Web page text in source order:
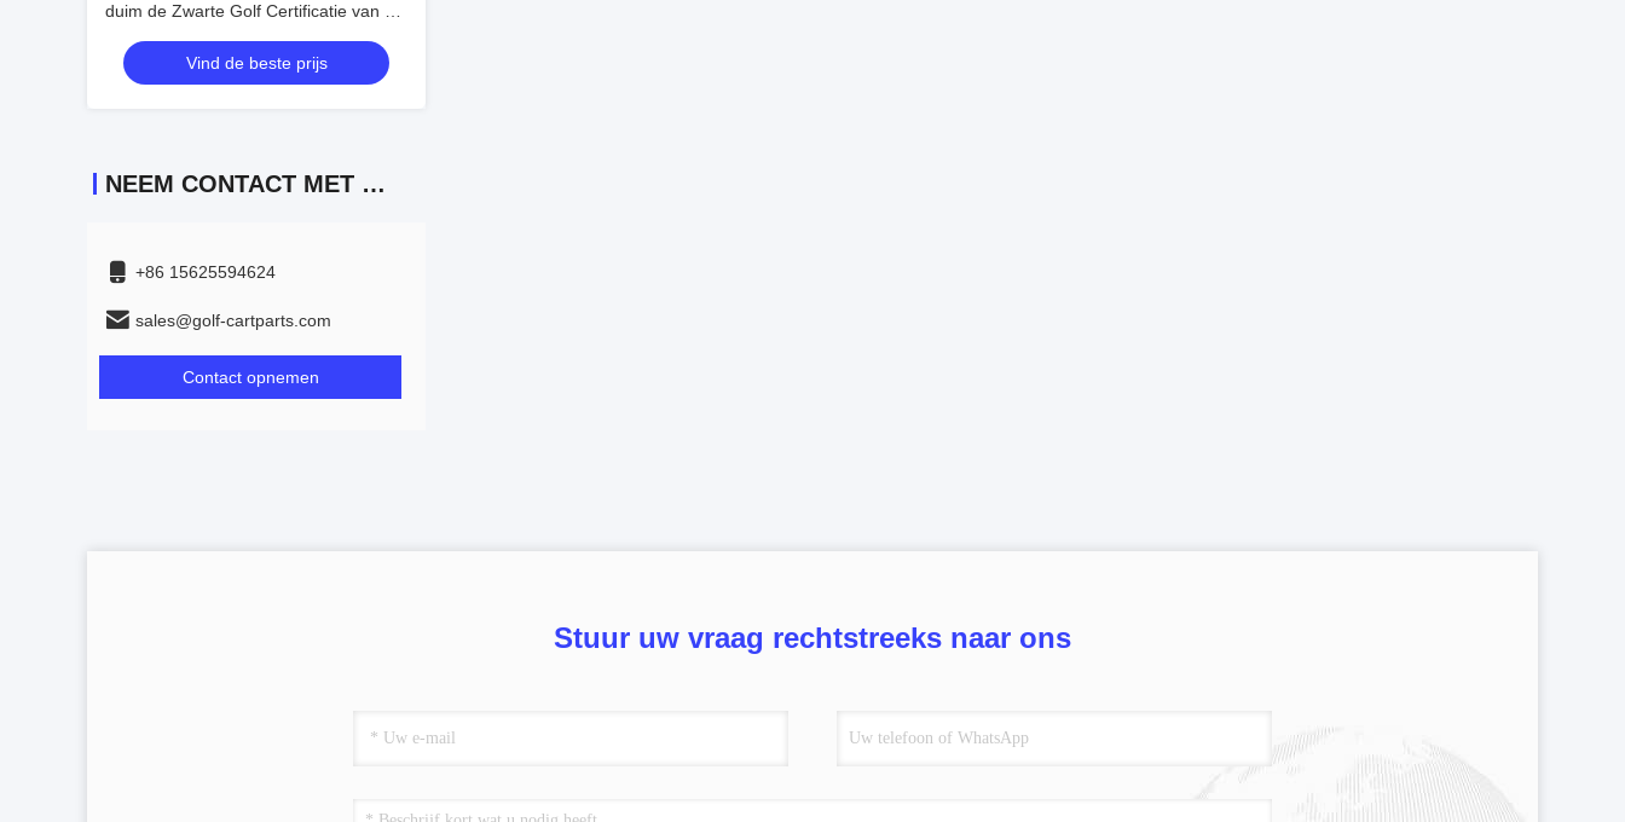
duim de Zwarte Golf Certificatie van de
Bandence van de Nutskar
Vind de beste prijs
NEEM CONTACT MET ONS OP
+86 15625594624
sales@golf-cartparts.com
Contact opnemen
Stuur uw vraag rechtstreeks naar ons